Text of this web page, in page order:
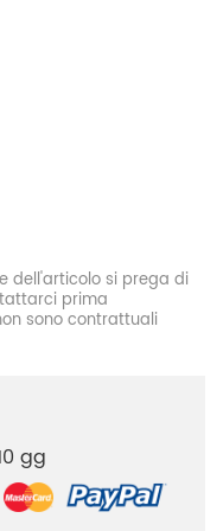
dell'articolo si prega di
prima
sono contrattuali
gg